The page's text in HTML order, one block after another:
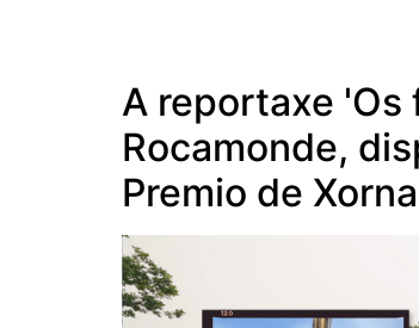
A reportaxe 'Os
Rocamonde,
Premio de